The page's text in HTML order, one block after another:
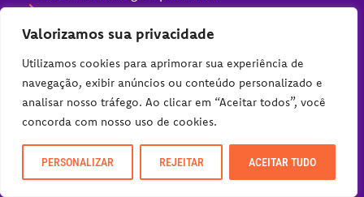
Valorizamos sua privacidade
Utilizamos cookies para aprimorar sua experiência de
navegação, exibir anúncios ou conteúdo personalizado e
analisar nosso tráfego. Ao clicar em “Aceitar todos”, você
concorda com nosso uso de cookies.
PERSONALIZAR REJEITAR ACEITAR TUDO
Quando visitar o Canadá
LINKS RÁPIDOS
Sobre Nós
Fale com o Viajoteca
Políticas do Blog
O que fazer em Flecheiras, CE
Serra do Rio do Rastro, SC